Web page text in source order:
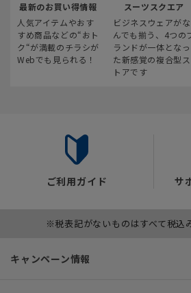
最新のお買い得情報
人気アイテムやおす
すめ商品などの“おト
ク“が満載のチラシが
Webでも見られる！
スーツスクエア
ビジネスウェアがな
んでも揃う、4つの
ランドが一体となっ
た新感覚の複合型ス
トアです
ご利用ガイド サ
※税表記がないものはすべて税込
キャンペーン情報